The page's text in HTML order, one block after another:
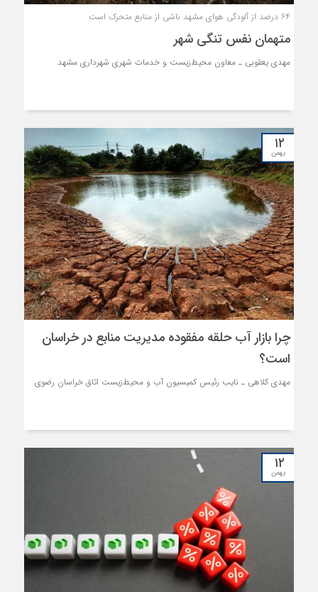
۶۴ درصد از آلودگی هوای مشهد ناشی از منابع متحرک است
متهمان نفس تنگی شهر
مهدی یعقوبی ـ معاون محیط‌زیست و خدمات شهری شهرداری مشهد
۱۲
بهمن
چرا بازار آب حلقه مفقوده مدیریت منابع در خراسان
است؟
مهدی کلاهی ـ نایب ‌رئیس کمیسیون آب و محیط‌زیست اتاق خراسان رضوی
۱۲
بهمن